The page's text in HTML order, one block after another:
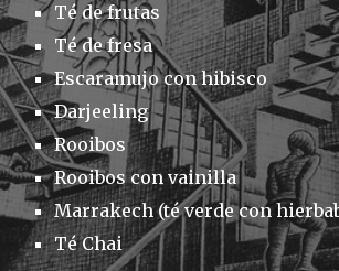
Té de frutas
Té de fresa
Escaramujo con hibisco
Darjeeling
Rooibos
Rooibos con vainilla
Marrakech (té verde con
Té Chai